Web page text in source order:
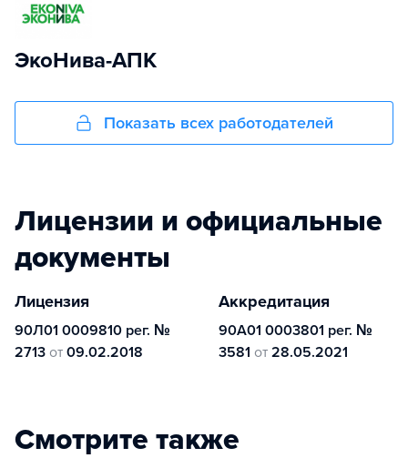
ЭкоНива-АПК
Показать всех работодателей
Лицензии и официальные
документы
Лицензия
90Л01 0009810 рег. №
2713 от 09.02.2018
Аккредитация
90А01 0003801 рег. №
3581 от 28.05.2021
Смотрите также